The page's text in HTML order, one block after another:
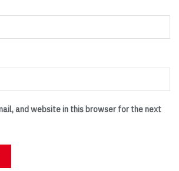
and website in this browser for the next